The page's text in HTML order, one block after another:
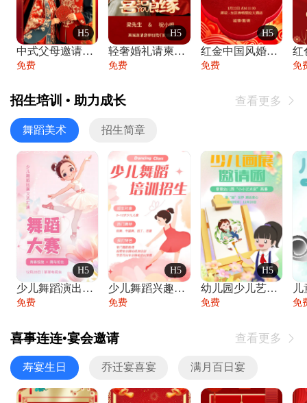
H5
中式父母邀请函婚礼结婚请柬请贴父母邀请方
免费
H5
轻奢婚礼请柬婚礼邀请函结婚照请帖
免费
H5
红金中国风婚礼请柬出阁喜宴嫁女请帖出阁宴
免费 免
招生培训 • 助力成长 查看更多 
舞蹈美术 招生简章
H5
少儿舞蹈演出舞蹈比赛跳舞大赛文艺汇演活动
免费
H5
少儿舞蹈兴趣班艺术培训学校招生宣传
免费
H5
幼儿园少儿艺术展览绘画展摄影作品展美术展
免费 免
喜事连连•宴会邀请 查看更多 
寿宴生日 乔迁宴喜宴 满月百日宴